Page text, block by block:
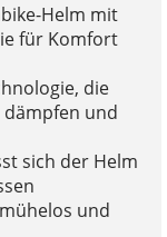
Helm mit
für Komfort
die
und
sich der Helm
und